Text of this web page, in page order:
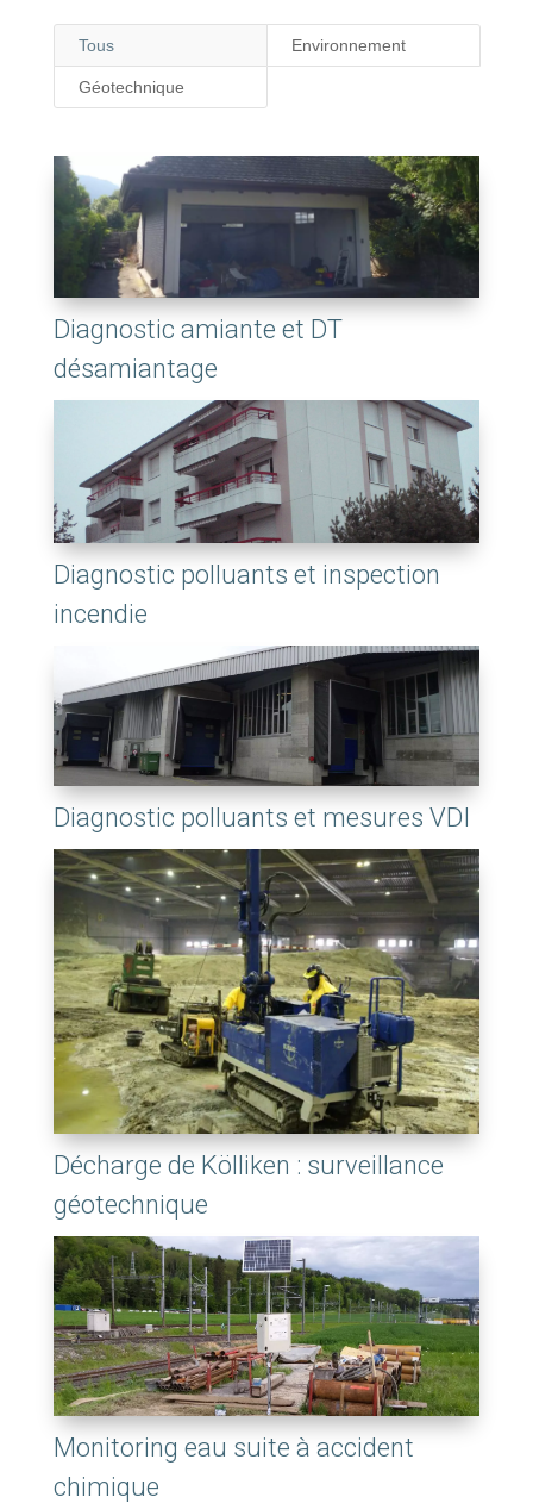
Tous Environnement
Géotechnique
Diagnostic amiante et DT
désamiantage
Diagnostic polluants et inspection
incendie
Diagnostic polluants et mesures VDI
Décharge de Kölliken : surveillance
géotechnique
Monitoring eau suite à accident
chimique